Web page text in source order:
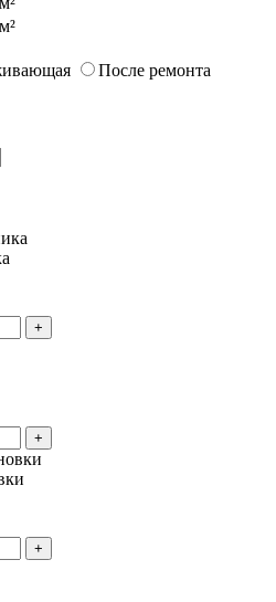
м²
После ремонта
+
+
+